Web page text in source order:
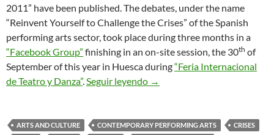
2011” have been published. The debates, under the name
“Reinvent Yourself to Challenge the Crises” of the Spanish
performing arts sector, took place during three months in a
“Facebook Group” finishing in an on-site session, the 30th of
September of this year in Huesca during“Feria Internacional
de Teatro y Danza”.Seguir leyendo Challenging the Crisis in
→
ARTS AND CULTURE CONTEMPORARY PERFORMING ARTS
CRISES